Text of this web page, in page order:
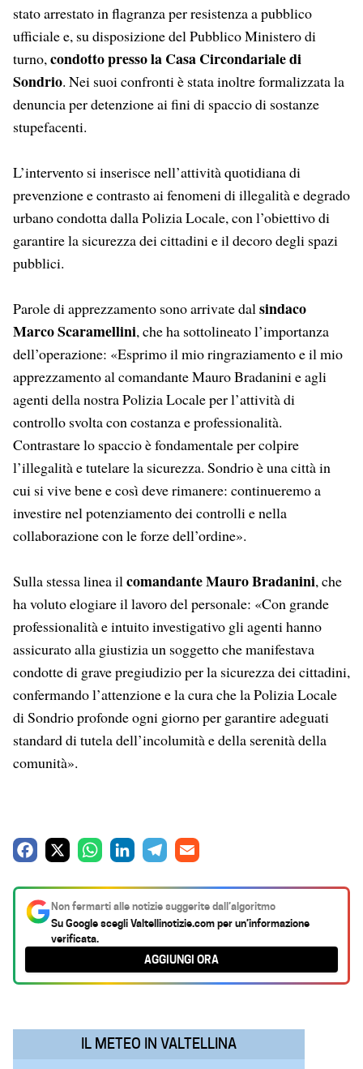
stato arrestato in flagranza per resistenza a pubblico
ufficiale e, su disposizione del Pubblico Ministero di
turno,condotto presso la Casa Circondariale di
Sondrio. Nei suoi confronti è stata inoltre formalizzata la
denuncia per detenzione ai fini di spaccio di sostanze
stupefacenti.
L’intervento si inserisce nell’attività quotidiana di
prevenzione e contrasto ai fenomeni di illegalità e degrado
urbano condotta dalla Polizia Locale, con l’obiettivo di
garantire la sicurezza dei cittadini e il decoro degli spazi
pubblici.
Parole di apprezzamento sono arrivate dalsindaco
Marco Scaramellini, che ha sottolineato l’importanza
dell’operazione: «Esprimo il mio ringraziamento e il mio
apprezzamento al comandante Mauro Bradanini e agli
agenti della nostra Polizia Locale per l’attività di
controllo svolta con costanza e professionalità.
Contrastare lo spaccio è fondamentale per colpire
l’illegalità e tutelare la sicurezza. Sondrio è una città in
cui si vive bene e così deve rimanere: continueremo a
investire nel potenziamento dei controlli e nella
collaborazione con le forze dell’ordine».
Sulla stessa linea ilcomandante Mauro Bradanini, che
ha voluto elogiare il lavoro del personale: «Con grande
professionalità e intuito investigativo gli agenti hanno
assicurato alla giustizia un soggetto che manifestava
condotte di grave pregiudizio per la sicurezza dei cittadini,
confermando l’attenzione e la cura che la Polizia Locale
di Sondrio profonde ogni giorno per garantire adeguati
standard di tutela dell’incolumità e della serenità della
comunità».
c
e
b
o
X
W
t
s
A
k
e
d
e
g
r
a
i
l
Non fermarti alle notizie suggerite dall’algoritmo
Su Google scegliValtellinotizie.comper un’informazione
verificata.
AGGIUNGI ORA
IL METEO IN VALTELLINA